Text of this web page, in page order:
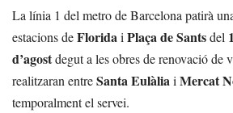
La línia 1 del metro de Barcelona patirà
estacions deFloridai Plaça de Santsdel
d’agostdegut a les obres de renovació de
realitzaran entreSanta Eulàliai Mercat
temporalment el servei.